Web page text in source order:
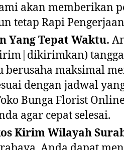
akan memberikan
tetap Rapi
Yang Tepat Waktu.
berusaha maksimal
dengan jadwal
Bunga Florist
agar cepat selesai.
Kirim Wilayah